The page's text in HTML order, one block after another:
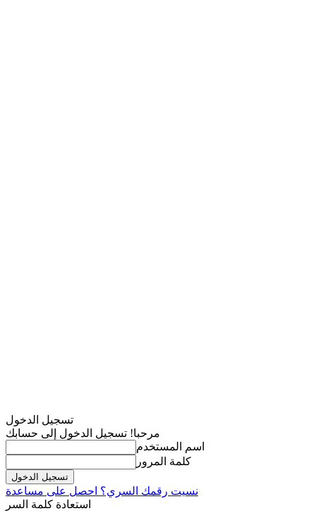
تسجيل الدخول
مرحبا! تسجيل الدخول إلى حسابك
اسم المستخدم
كلمة المرور
نسيت رقمك السري؟ احصل على مساعدة
استعادة كلمة السر